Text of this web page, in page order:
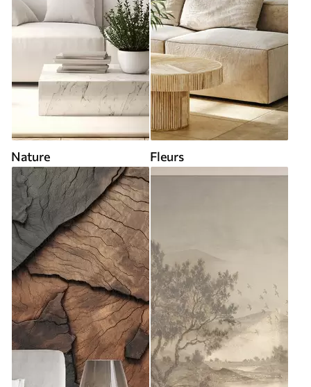
Nature Fleurs